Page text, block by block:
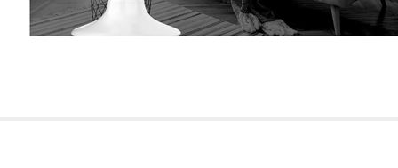
Información de las